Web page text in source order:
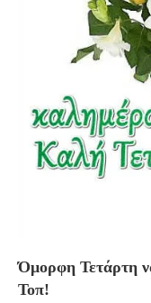
Όμορφη Τετάρτη
Τοπ!